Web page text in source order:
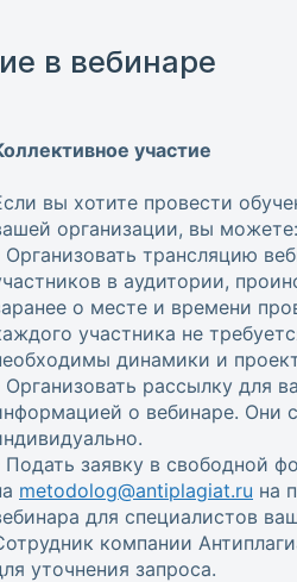
в вебинаре
участие
вы хотите провести
организации, вы можете:
Организовать трансляцию
в аудитории,
о месте и времени
участника не
динамики и
Организовать рассылку для
о вебинаре. Они
Подать заявку в свободной
metodolog@antiplagiat.ru на
для специалистов
компании
уточнения запроса.